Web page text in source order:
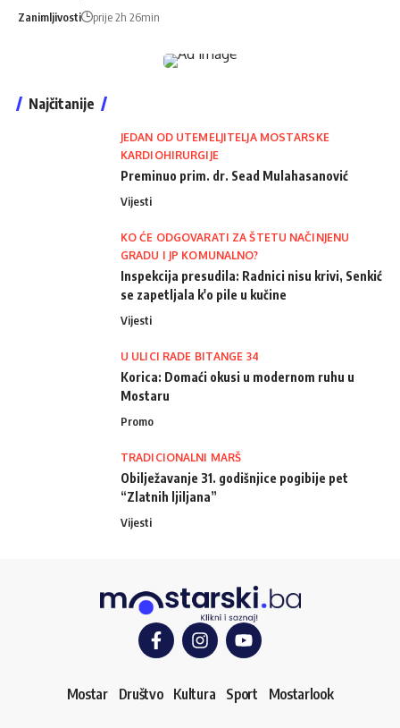
Zanimljivosti prije 2h 26min
Najčitanije
JEDAN OD UTEMELJITELJA MOSTARSKE
KARDIOHIRURGIJE
Preminuo prim. dr. Sead Mulahasanović
Vijesti
KO ĆE ODGOVARATI ZA ŠTETU NAČINJENU
GRADU I JP KOMUNALNO?
Inspekcija presudila: Radnici nisu krivi, Senkić
se zapetljala k'o pile u kučine
Vijesti
U ULICI RADE BITANGE 34
Korica: Domaći okusi u modernom ruhu u
Mostaru
Promo
TRADICIONALNI MARŠ
Obilježavanje 31. godišnjice pogibije pet
“Zlatnih ljiljana”
Vijesti
Mostar Društvo Kultura Sport Mostarlook